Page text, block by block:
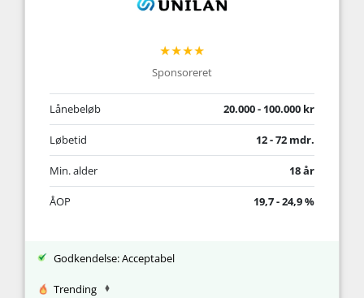
★★★★
Sponsoreret
Lånebeløb 20.000 - 100.000 kr
Løbetid 12 - 72 mdr.
Min. alder 18 år
ÅOP 19,7 - 24,9 %
Godkendelse: Acceptabel
Trending